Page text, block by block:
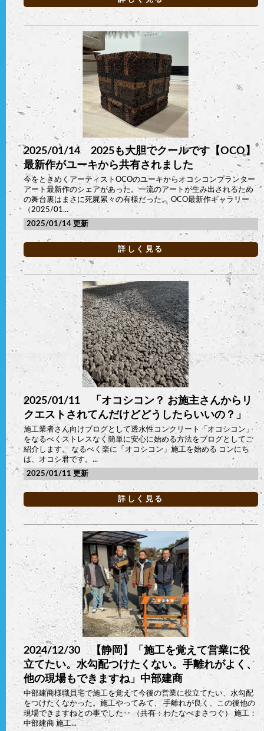
2025/01/14 2025も大胆でクールです【OCO】
最新作がユーキから共有されました
今をときめくアーティストOCOのユーキからオコシコンプランター
アート最新作のシェアがあった。一流のアートが生み出されるため
の舞台裏はまさに死屍累々の有様だった。 OCO最新作ギャラリー
（2025/01...
2025/01/14
詳しく見る
2025/01/11 「オコシコン？ お施主さんからリ
クエストされてんだけどどうしたらいいの？」
施工業者さん向けブログとして透水性コンクリート「オコシコン」
をなるべくストレスなく簡単に安心に始める方法をブログとしてご
紹介します。 なるべく楽に「オコシコン」施工を始める コンにち
は、オコシ君です。...
2025/01/11
詳しく見る
2024/12/30 【静岡】「施工を覚えて営業に役
立てたい。水勾配つけたくない。手離れがよく、
他の現場もできますね」中部建商
中部建商様職員宅で施工を覚えて今後の営業に役立てたい、水勾配
をつけたくなかった。施工やってみて、 手離れが良く、この後他の
現場できますねとの事でした‥ （共有：わたなべまさつぐ） 施工：
中部建商 施工...